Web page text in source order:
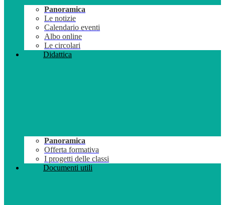
Panoramica
Le notizie
Calendario eventi
Albo online
Le circolari
Didattica
Panoramica
Offerta formativa
I progetti delle classi
Documenti utili